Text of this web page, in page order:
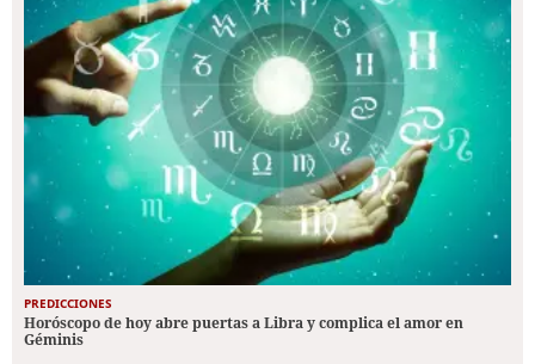
PREDICCIONES
Horóscopo de hoy abre puertas a Libra y complica el amor en
Géminis